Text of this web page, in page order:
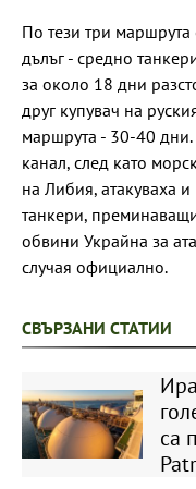
По тези три маршрута
дълъг - средно
за около 18 дни
друг купувач на
маршрута - 30-40 дни.
канал, след като
на Либия, атакуваха
танкери,
обвини Украйна за
случая официално.
СВЪРЗАНИ СТАТИИ
са